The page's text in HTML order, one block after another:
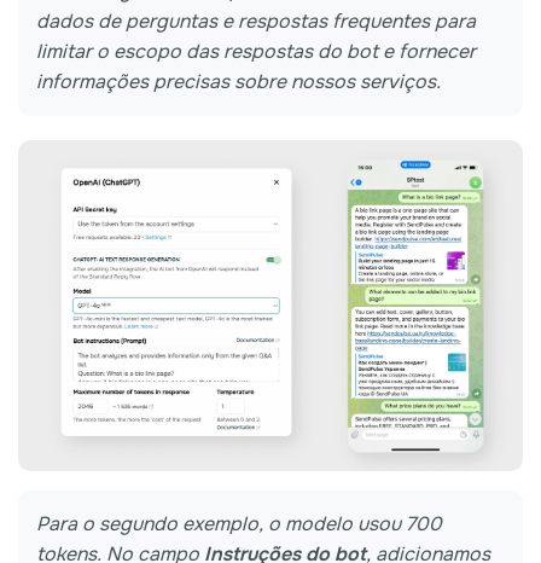
dados de perguntas e respostas frequentes para
limitar o escopo das respostas do bot e fornecer
informações precisas sobre nossos serviços.
Para o segundo exemplo, o modelo usou 700
tokens. No campo Instruções do bot, adicionamos